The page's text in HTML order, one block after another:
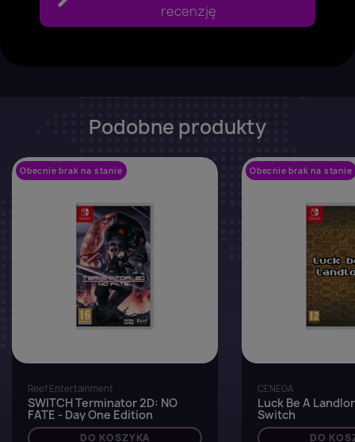
recenzję
Podobne produkty
Obecnie brak na stanie
Reef Entertainment
SWITCH Terminator 2D: NO
FATE - Day One Edition
DO KOSZYKA
Obecnie brak na stanie
CENEGA
Luck Be A
Switch
DO